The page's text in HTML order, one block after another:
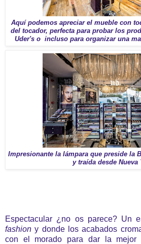
Aquí podemos apreciar el mueble con
del tocador, perfecta para probar los
Uder's o incluso para organizar una
Impresionante la lámpara que preside la
y traída desde Nueva
Espectacular ¿no os parece? Un
fashion y donde los acabados
con el morado para dar la mejor